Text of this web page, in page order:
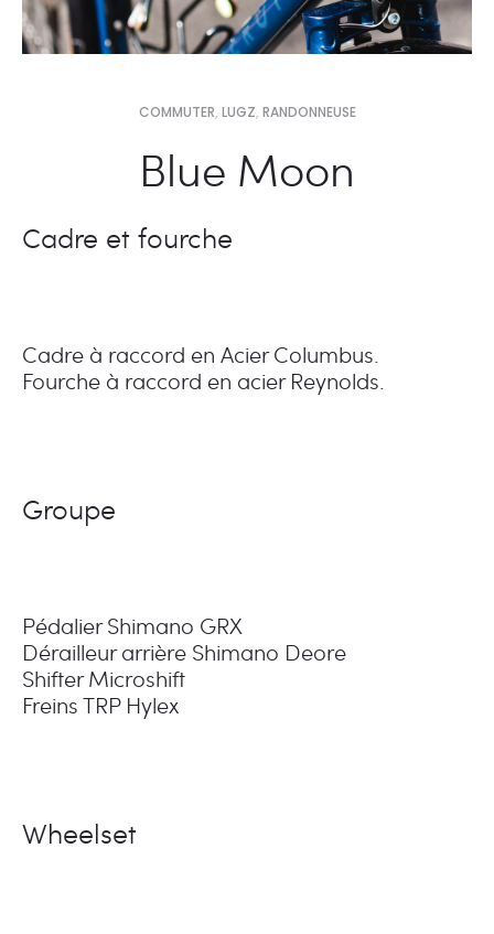
COMMUTER, LUGZ, RANDONNEUSE
Blue Moon
Cadre et fourche
Cadre à raccord en Acier Columbus.
Fourche à raccord en acier Reynolds.
Groupe
Pédalier Shimano GRX
Dérailleur arrière Shimano Deore
Shifter Microshift
Freins TRP Hylex
Wheelset